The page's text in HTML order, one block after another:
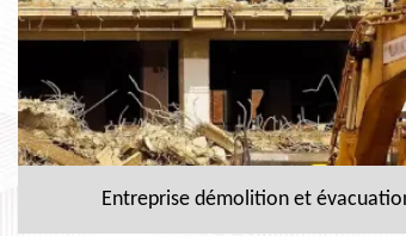
Entreprise démolition et